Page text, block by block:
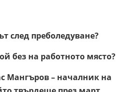
след преболедуване?
без на работното място?
Мангъров – началник на